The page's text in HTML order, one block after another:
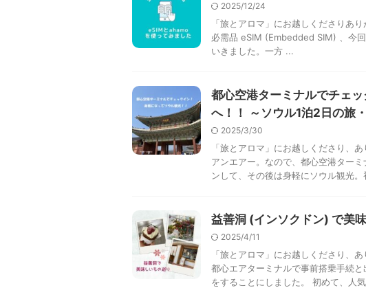
2025/12/24
「旅とアロマ」にお越しくださりあ
必需品 eSIM (Embedded SIM) 、今
いきました。一方 ...
都心空港ターミナルでチェ
へ！！ ～ソウル1泊2日の旅
2025/3/30
「旅とアロマ」にお越しくださり、
アンエアー。なので、都心空港ター
ンして、その後は身軽にソウル観光。
益善洞 (インソクドン) で美
2025/4/11
「旅とアロマ」にお越しくださり、
都心エアターミナルで事前搭乗手続
をすることにしました。 初めて、人